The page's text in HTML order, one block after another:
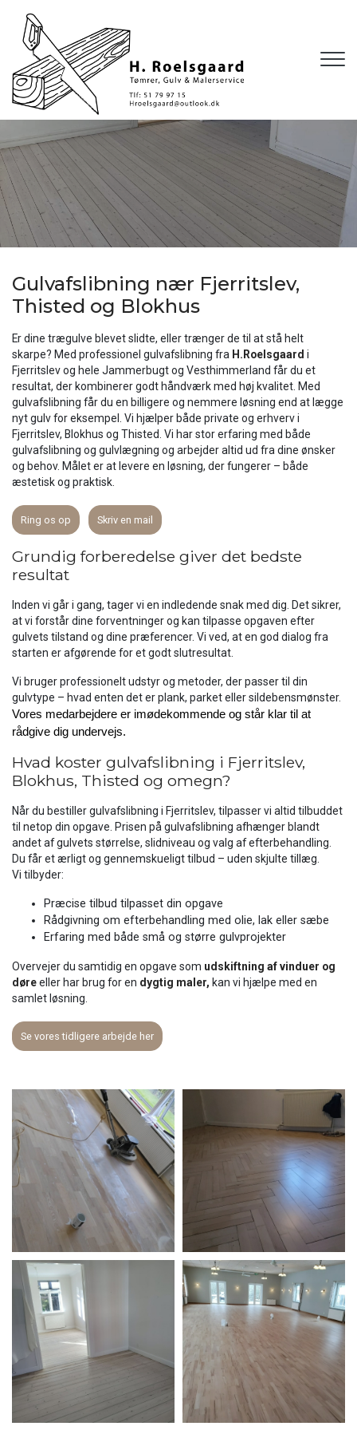
hovedindhold
Gulvafslibning nær Fjerritslev,
Thisted og Blokhus
Er dine trægulve blevet slidte, eller trænger de til at stå helt
skarpe? Med professionel gulvafslibning fra H.Roelsgaard i
Fjerritslev og hele Jammerbugt og Vesthimmerland får du et
resultat, der kombinerer godt håndværk med høj kvalitet. Med
gulvafslibning får du en billigere og nemmere løsning end at lægge
nyt gulv for eksempel. Vi hjælper både private og erhverv i
Fjerritslev, Blokhus og Thisted. Vi har stor erfaring med både
gulvafslibning og gulvlægning og arbejder altid ud fra dine ønsker
og behov. Målet er at levere en løsning, der fungerer – både
æstetisk og praktisk.
Ring os op Skriv en mail
Grundig forberedelse giver det bedste
resultat
Inden vi går i gang, tager vi en indledende snak med dig. Det sikrer,
at vi forstår dine forventninger og kan tilpasse opgaven efter
gulvets tilstand og dine præferencer. Vi ved, at en god dialog fra
starten er afgørende for et godt slutresultat.
Vi bruger professionelt udstyr og metoder, der passer til din
gulvtype – hvad enten det er plank, parket eller sildebensmønster.
Vores medarbejdere er imødekommende og står klar til at
rådgive dig undervejs.
Hvad koster gulvafslibning i Fjerritslev,
Blokhus, Thisted og omegn?
Når du bestiller gulvafslibning i Fjerritslev, tilpasser vi altid tilbuddet
til netop din opgave. Prisen på gulvafslibning afhænger blandt
andet af gulvets størrelse, slidniveau og valg af efterbehandling.
Du får et ærligt og gennemskueligt tilbud – uden skjulte tillæg.
Vi tilbyder:
Præcise tilbud tilpasset din opgave
Rådgivning om efterbehandling med olie, lak eller sæbe
Erfaring med både små og større gulvprojekter
Overvejer du samtidig en opgave som udskiftning af vinduer og
døreeller har brug for en dygtig maler, kan vi hjælpe med en
samlet løsning.
Se vores tidligere arbejde her